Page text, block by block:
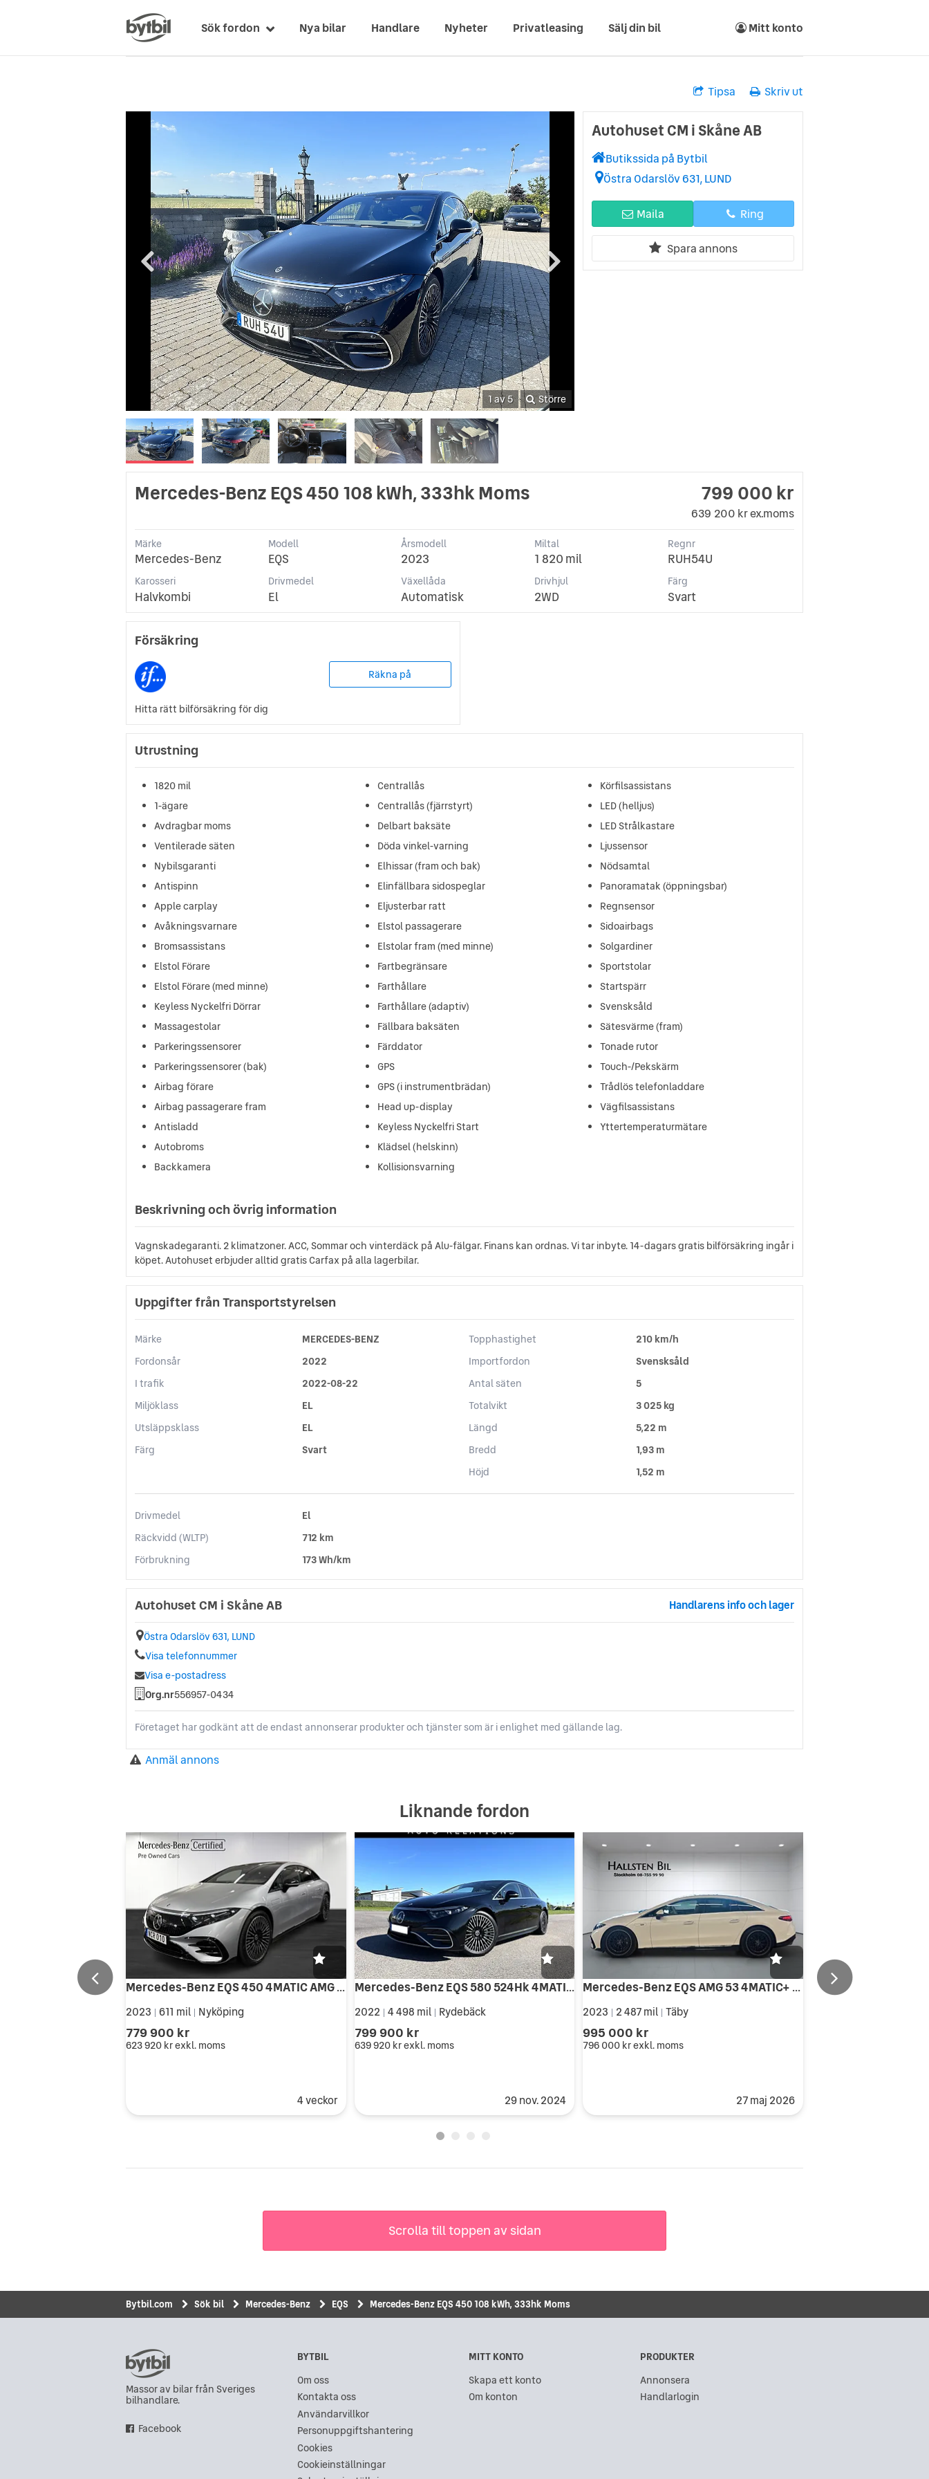
Sök fordon Nya bilar Handlare Nyheter Privatleasing Sälj din bil Mitt konto
Tipsa Skriv ut
1 av 5 Större
Autohuset CM i Skåne AB
Butikssida på Bytbil
Östra Odarslöv 631, LUND
Maila Ring
Spara annons
Mercedes-Benz EQS 450 108 kWh, 333hk Moms 799 000 kr
639 200 kr ex.moms
Märke
Mercedes-Benz
Modell
EQS
Årsmodell
2023
Miltal
1 820 mil
Regnr
RUH54U
Karosseri
Halvkombi
Drivmedel
El
Växellåda
Automatisk
Drivhjul
2WD
Färg
Svart
Försäkring
Räkna på
Hitta rätt bilförsäkring för dig
Utrustning
1820 mil
1-ägare
Avdragbar moms
Ventilerade säten
Nybilsgaranti
Antispinn
Apple carplay
Avåkningsvarnare
Bromsassistans
Elstol Förare
Elstol Förare (med minne)
Keyless Nyckelfri Dörrar
Massagestolar
Parkeringssensorer
Parkeringssensorer (bak)
Airbag förare
Airbag passagerare fram
Antisladd
Autobroms
Backkamera
Centrallås
Centrallås (fjärrstyrt)
Delbart baksäte
Döda vinkel-varning
Elhissar (fram och bak)
Elinfällbara sidospeglar
Eljusterbar ratt
Elstol passagerare
Elstolar fram (med minne)
Fartbegränsare
Farthållare
Farthållare (adaptiv)
Fällbara baksäten
Färddator
GPS
GPS (i instrumentbrädan)
Head up-display
Keyless Nyckelfri Start
Klädsel (helskinn)
Kollisionsvarning
Körfilsassistans
LED (helljus)
LED Strålkastare
Ljussensor
Nödsamtal
Panoramatak (öppningsbar)
Regnsensor
Sidoairbags
Solgardiner
Sportstolar
Startspärr
Svensksåld
Sätesvärme (fram)
Tonade rutor
Touch-/Pekskärm
Trådlös telefonladdare
Vägfilsassistans
Yttertemperaturmätare
Beskrivning och övrig information
Vagnskadegaranti. 2 klimatzoner. ACC, Sommar och vinterdäck på Alu-fälgar. Finans kan ordnas. Vi tar inbyte. 14-dagars gratis bilförsäkring ingår i
köpet. Autohuset erbjuder alltid gratis Carfax på alla lagerbilar.
Uppgifter från Transportstyrelsen
Märke
MERCEDES-BENZ
Fordonsår
2022
I trafik
2022-08-22
Miljöklass
EL
Utsläppsklass
EL
Färg
Svart
Topphastighet
210 km/h
Importfordon
Svensksåld
Antal säten
5
Totalvikt
3 025 kg
Längd
5,22 m
Bredd
1,93 m
Höjd
1,52 m
Drivmedel
El
Räckvidd (WLTP)
712 km
Förbrukning
173 Wh/km
Autohuset CM i Skåne AB Handlarens info och lager
Östra Odarslöv 631, LUND
Visa telefonnummer
Visa e-postadress
Org.nr556957-0434
Företaget har godkänt att de endast annonserar produkter och tjänster som är i enlighet med gällande lag.
Anmäl annons
Liknande fordon
Mercedes-Benz EQS 450 4MATIC AMG LINE AIRMATIC MOMS
2023 611 mil Nyköping
779 900 kr
623 920 krexkl. moms
4 veckor
Mercedes-Benz EQS 580 524Hk 4MATIC EDITION ONE MOMS
2022 | 4 498 mil | Rydebäck
799 900 kr
639 920 krexkl. moms
29 nov. 2024
Mercedes-Benz EQS AMG 53 4MATIC+ 108 kWh AMG Hyperscreen Bakaxelstyrning
2023 2 487 mil Täby
995 000 kr
796 000 krexkl. moms
27 maj 2026
Scrolla till toppen av sidan
Bytbil.com Sök bil Mercedes-Benz EQS Mercedes-Benz EQS 450 108 kWh, 333hk Moms
Massor av bilar från Sveriges
bilhandlare.
Facebook
BYTBIL
Om oss
Kontakta oss
Användarvillkor
Personuppgiftshantering
Cookies
Cookieinställningar
MITT KONTO
Skapa ett konto
Om konton
PRODUKTER
Annonsera
Handlarlogin